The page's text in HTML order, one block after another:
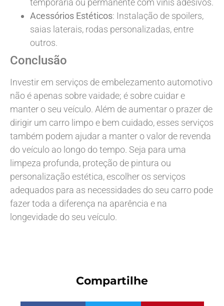
temporária ou permanente com vinis adesivos.
Acessórios Estéticos: Instalação de spoilers,
saias laterais, rodas personalizadas, entre
outros.
Conclusão
Investir em serviços de embelezamento automotivo
não é apenas sobre vaidade; é sobre cuidar e
manter o seu veículo. Além de aumentar o prazer de
dirigir um carro limpo e bem cuidado, esses serviços
também podem ajudar a manter o valor de revenda
do veículo ao longo do tempo. Seja para uma
limpeza profunda, proteção de pintura ou
personalização estética, escolher os serviços
adequados para as necessidades do seu carro pode
fazer toda a diferença na aparência e na
longevidade do seu veículo.
Compartilhe